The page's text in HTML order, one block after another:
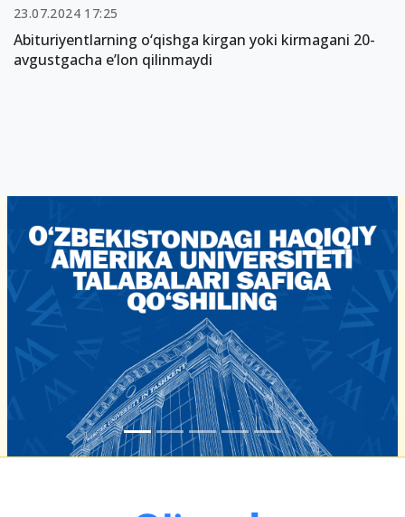
23.07.2024 17:25
Abituriyentlarning o‘qishga kirgan yoki kirmagani 20-
avgustgacha e’lon qilinmaydi